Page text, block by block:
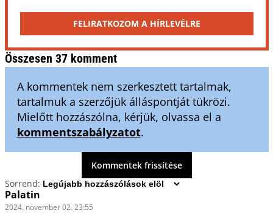
FELIRATKOZOM A HÍRLEVÉLRE
Összesen 37 komment
A kommentek nem szerkesztett tartalmak,
tartalmuk a szerzőjük álláspontját tükrözi.
Mielőtt hozzászólna, kérjük, olvassa el a
kommentszabályzatot.
Kommentek frissítése
Sorrend:
Palatin
2024. november 02. 23:55